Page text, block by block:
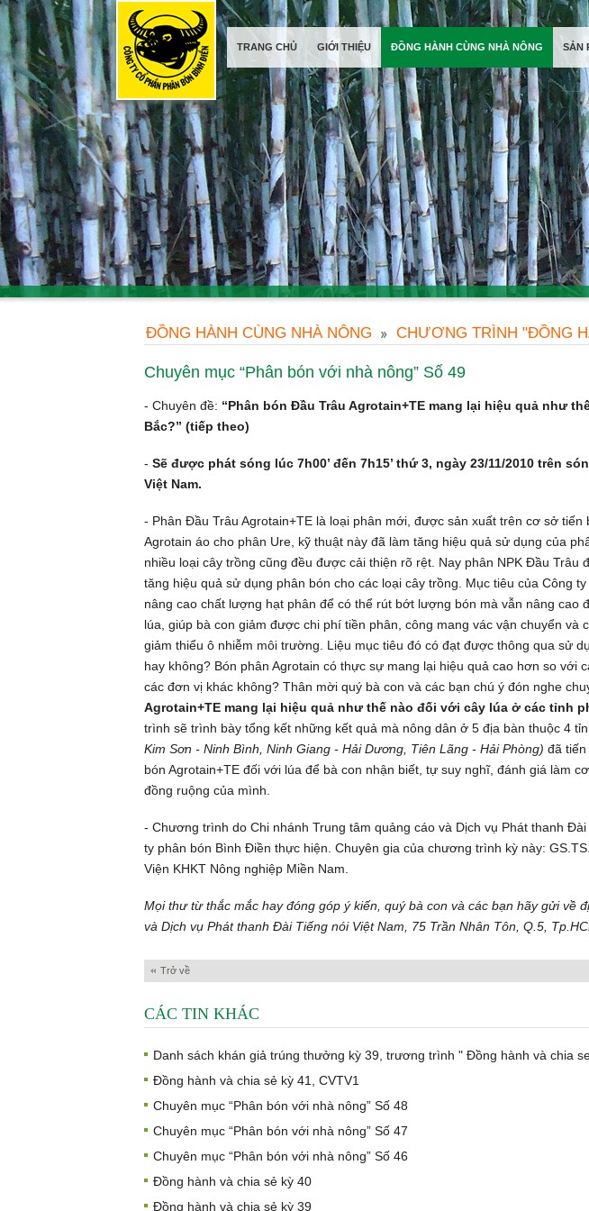
TRANG CHỦ GIỚI THIỆU ĐỒNG HÀNH CÙNG NHÀ NÔNG SẢN
ĐỒNG HÀNH CÙNG NHÀ NÔNG CHƯƠNG TRÌNH "ĐỒNG
Chuyên mục “Phân bón với nhà nông” Số 49
- Chuyên đề: “Phân bón Đầu Trâu Agrotain+TE mang lại hiệu quả như
Bắc?” (tiếp theo)
- Sẽ được phát sóng lúc 7h00’ đến 7h15’ thứ 3, ngày 23/11/2010 trên
Việt Nam.
- Phân Đầu Trâu Agrotain+TE là loại phân mới, được sản xuất trên cơ sở
Agrotain áo cho phân Ure, kỹ thuật này đã làm tăng hiệu quả sử dụng của
nhiều loại cây trồng cũng đều được cải thiện rõ rệt. Nay phân NPK Đầu Trâu
tăng hiệu quả sử dụng phân bón cho các loại cây trồng. Mục tiêu của Công
nâng cao chất lượng hạt phân để có thể rút bớt lượng bón mà vẫn nâng cao
lúa, giúp bà con giảm được chi phí tiền phân, công mang vác vận chuyển và
giảm thiểu ô nhiễm môi trường. Liệu mục tiêu đó có đạt được thông qua sử
hay không? Bón phân Agrotain có thực sự mang lại hiệu quả cao hơn so với
các đơn vị khác không? Thân mời quý bà con và các bạn chú ý đón nghe
Agrotain+TE mang lại hiệu quả như thế nào đối với cây lúa ở các tỉnh
trình sẽ trình bày tổng kết những kết quả mà nông dân ở 5 địa bàn thuộc 4
Kim Sơn - Ninh Bình, Ninh Giang - Hải Dương, Tiên Lãng - Hải Phòng) đã
bón Agrotain+TE đối với lúa để bà con nhận biết, tự suy nghĩ, đánh giá làm
đồng ruộng của mình.
- Chương trình do Chi nhánh Trung tâm quảng cáo và Dịch vụ Phát thanh
ty phân bón Bình Điền thực hiện. Chuyên gia của chương trình kỳ này:
Viện KHKT Nông nghiệp Miền Nam.
Mọi thư từ thắc mắc hay đóng góp ý kiến, quý bà con và các bạn hãy gửi về
và Dịch vụ Phát thanh Đài Tiếng nói Việt Nam, 75 Trần Nhân Tôn, Q.5,
Trở về
CÁC TIN KHÁC
Danh sách khán giả trúng thưởng kỳ 39, trương trình " Đồng hành và chia
Đồng hành và chia sẻ kỳ 41, CVTV1
Chuyên mục “Phân bón với nhà nông” Số 48
Chuyên mục “Phân bón với nhà nông” Số 47
Chuyên mục “Phân bón với nhà nông” Số 46
Đồng hành và chia sẻ kỳ 40
Đồng hành và chia sẻ kỳ 39